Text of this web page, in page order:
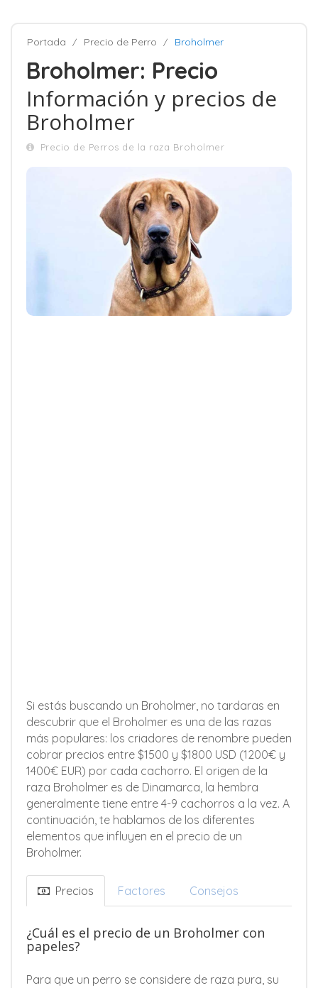
Portada Precio de Perro Broholmer
Broholmer: Precio
Información y precios de
Broholmer
Precio de Perros de la raza Broholmer
Si estás buscando un Broholmer, no tardaras en
descubrir que el Broholmer es una de las razas
más populares: los criadores de renombre pueden
cobrar precios entre $1500 y $1800 USD (1200€ y
1400€ EUR) por cada cachorro. El origen de la
raza Broholmer es de Dinamarca, la hembra
generalmente tiene entre 4-9 cachorros a la vez. A
continuación, te hablamos de los diferentes
elementos que influyen en el precio de un
Broholmer.
Precios Factores Consejos
¿Cuál es el precio de un Broholmer con
papeles?
Para que un perro se considere de raza pura, su